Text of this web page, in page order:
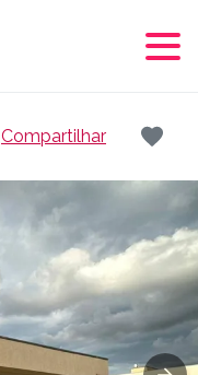
Compartilhar